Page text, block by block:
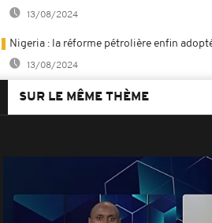
13/08/2024
Nigeria : la réforme pétrolière enfin
13/08/2024
SUR LE MÊME THÈME